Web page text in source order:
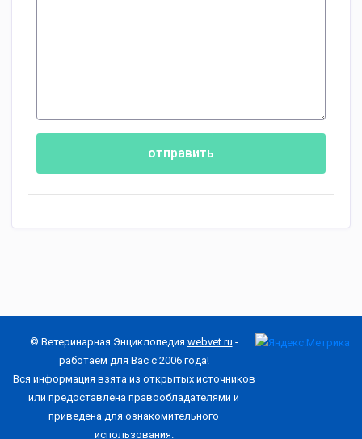
отправить
© Ветеринарная Энциклопедия webvet.ru -
работаем для Вас с 2006 года!
Вся информация взята из открытых источников
или предоставлена правообладателями и
приведена для ознакомительного
использования.